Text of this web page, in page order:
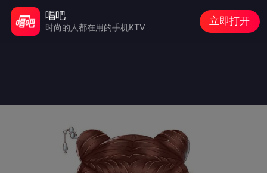
唱吧
时尚的人都在用的手机KTV
立即打开